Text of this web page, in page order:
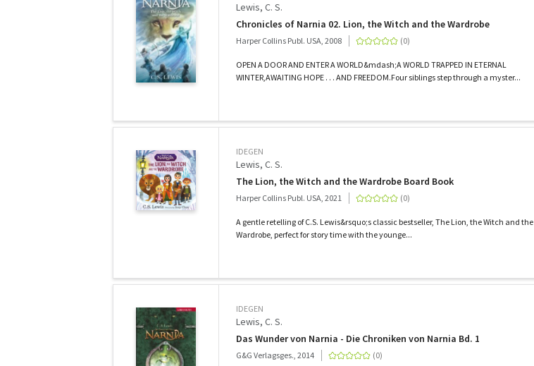
Lewis, C. S.
Chronicles of Narnia 02. Lion, the Witch and the Wardrobe
Harper Collins Publ. USA, 2008
OPEN A DOOR AND ENTER A WORLD&mdash;A WORLD TRAPPED IN ETERNAL
WINTER,AWAITING HOPE . . . AND FREEDOM.Four siblings step through a myster...
IDEGEN
Lewis, C. S.
The Lion, the Witch and the Wardrobe Board Book
Harper Collins Publ. USA, 2021
A gentle retelling of C.S. Lewis&rsquo;s classic bestseller, The Lion, the Witch and the
Wardrobe, perfect for story time with the younge...
IDEGEN
Lewis, C. S.
Das Wunder von Narnia - Die Chroniken von Narnia Bd. 1
G&G Verlagsges., 2014